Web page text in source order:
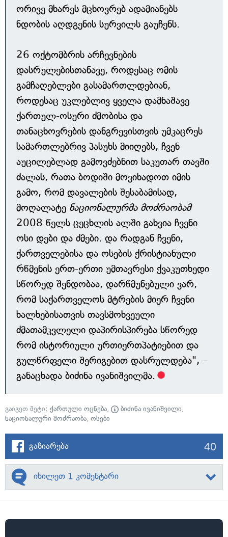
ორივე მხარეს მცხოვრებ ადამიანებს
ნდობის აღდგენის სურვილს გაუჩენს.
26 ოქტომბრის არჩევნების
დასრულებისთანავე, როდესაც ომის
გამჩაღებლები გასამართლდებიან,
როდესაც უკლებლივ ყველა დამნაშავე
ქართულ-ოსური ძმობისა და
თანაცხოვრების დანგრევისთვის უმკაცრეს
სამართლებრივ პასუხს მიიღებს, ჩვენ
აუცილებლად გამოვძებნით საკუთარ თავში
ძალას, რათა ბოდიში მოვიხადოთ იმის
გამო, რომ დავალების შესაბამისად,
მოღალატე ნაციონალურმა მოძრაობამ
2008 წელს ცეცხლის ალში გახვია ჩვენი
ოსი დები და ძმები. და რადგან ჩვენი,
ქართველებისა და ოსების ქრისტიანული
რწმენის ერთ-ერთი უმთავრესი ქვაკუთხედი
სწორედ შენდობაა, დარწმუნებული ვარ,
რომ საქართველოს მტრების მიერ ჩვენი
ხალხებისათვის თავსმოხვეული
ძმათამკვლელი დაპირისპირება სწორედ
რომ ისტორიული ურთიერთპატიებით და
გულწრფელი შერიგებით დასრულდება", –
განაცხადა ბიძინა ივანიშვილმა.
გაიგეთ მეტი: ქართული ოცნება, ბიძინა ივანიშვილი,
ნაციონალური მოძრაობა, ოსები
გაზიარება 40
იხილეთ 1 კომენტარი